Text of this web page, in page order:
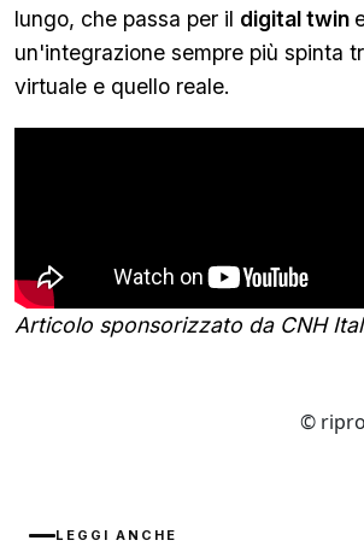
lungo, che passa per il digital twin
un'integrazione sempre più spinta
virtuale e quello reale.
Articolo sponsorizzato da CNH
©
LEGGI ANCHE